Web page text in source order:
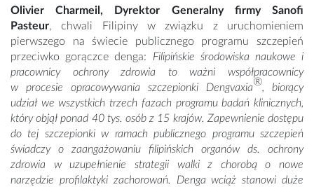
Olivier Charmeil, Dyrektor Generalny firmy Sanofi
Pasteur, chwali Filipiny w związku z uruchomieniem
pierwszego na świecie publicznego programu szczepień
przeciwko gorączce denga: Filipińskie środowiska naukowe i
pracownicy ochrony zdrowia to ważni współpracownicy
w procesie opracowywania szczepionki Dengvaxia®, biorący
udział we wszystkich trzech fazach programu badań klinicznych,
który objął ponad 40 tys. osób z 15 krajów. Zapewnienie dostępu
do tej szczepionki w ramach publicznego programu szczepień
świadczy o zaangażowaniu filipińskich organów ds. ochrony
zdrowia w uzupełnienie strategii walki z chorobą o nowe
narzędzie profilaktyki zachorowań. Denga wciąż stanowi duże